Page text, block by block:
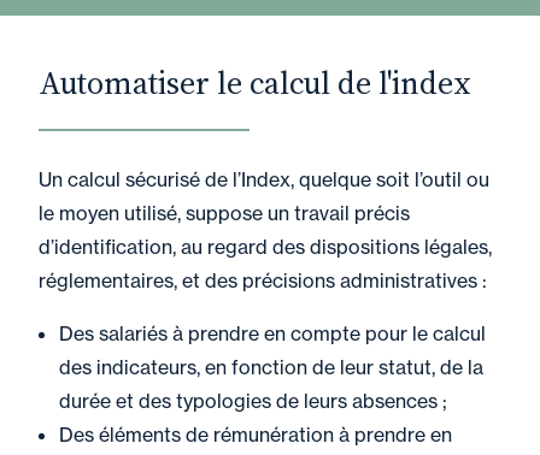
Automatiser le calcul de l'index
Un calcul sécurisé de l’Index, quelque soit l’outil ou
le moyen utilisé, suppose un travail précis
d’identification, au regard des dispositions légales,
réglementaires, et des précisions administratives :
Des salariés à prendre en compte pour le calcul
des indicateurs, en fonction de leur statut, de la
durée et des typologies de leurs absences ;
Des éléments de rémunération à prendre en